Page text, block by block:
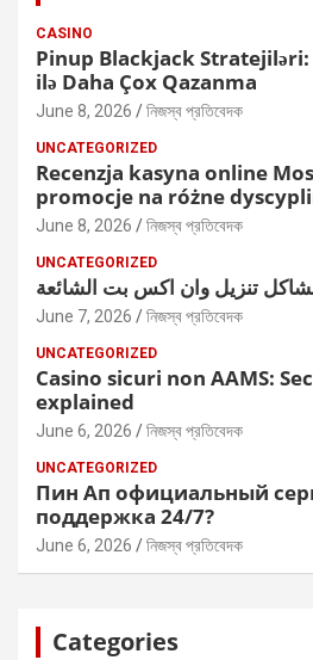
CASINO
Pinup Blackjack
ilə Daha Çox Qazanma
June 8, 2026 নিজস্ব প্রতিবেদক
UNCATEGORIZED
Recenzja kasyna online
promocje na różne
June 8, 2026 নিজস্ব প্রতিবেদক
UNCATEGORIZED
تنزيل وان اكس بت الشائعة
June 7, 2026 নিজস্ব প্রতিবেদক
UNCATEGORIZED
Casino sicuri non AAMS:
explained
June 6, 2026 নিজস্ব প্রতিবেদক
UNCATEGORIZED
Пин Ап официальный
поддержка 24/7?
June 6, 2026 নিজস্ব প্রতিবেদক
Categories